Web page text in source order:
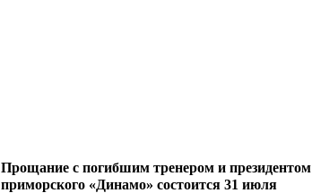
Прощание с погибшим тренером и президентом
приморского «Динамо» состоится 31 июля